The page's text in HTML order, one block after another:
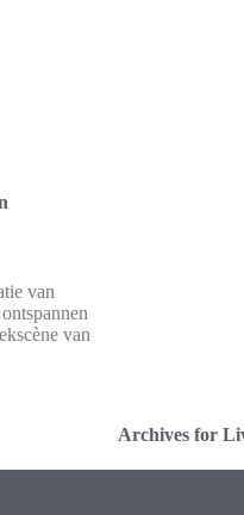
van
van
Archives for